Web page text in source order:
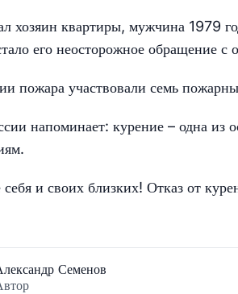
хозяин квартиры, мужчина 1979
его неосторожное обращение
пожара участвовали семь
напоминает: курение – одна из
себя и своих близких! Отказ от
Семенов